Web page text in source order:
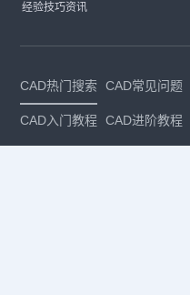
经验技巧资讯
CAD热门搜索 CAD常见问题
CAD入门教程 CAD进阶教程